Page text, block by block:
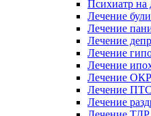
Психиатр на
Лечение
Лечение
Лечение
Лечение
Лечение
Лечение ОКР
Лечение
Лечение